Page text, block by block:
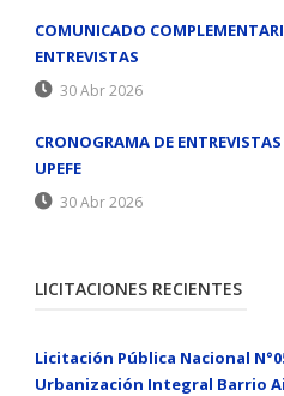
COMUNICADO
ENTREVISTAS
30 Abr 2026
CRONOGRAMA DE
UPEFE
30 Abr 2026
LICITACIONES RECIENTES
Licitación Pública Nacional
Urbanización Integral Barrio